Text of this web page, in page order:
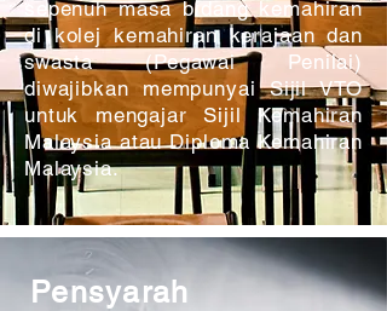
sepenuh masa bidang kemahiran
di kolej kemahiran kerajaan dan
swasta (Pegawai Penilai)
diwajibkan mempunyai Sijil VTO
untuk mengajar Sijil Kemahiran
Malaysia atau Diploma Kemahiran
Malaysia.
Pensyarah